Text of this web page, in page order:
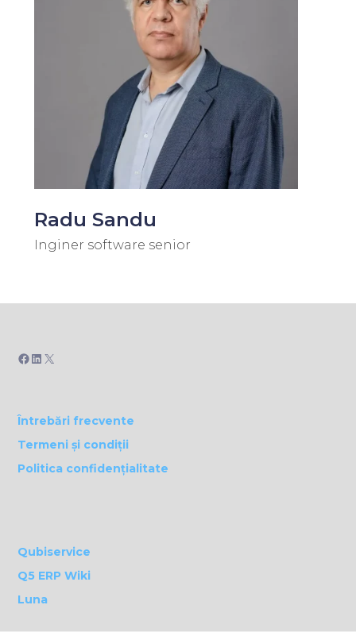
Radu Sandu
Inginer software senior
Facebook
LinkedIn
X
Întrebări frecvente
Termeni și condiții
Politica confidențialitate
Qubiservice
Q5 ERP Wiki
Luna